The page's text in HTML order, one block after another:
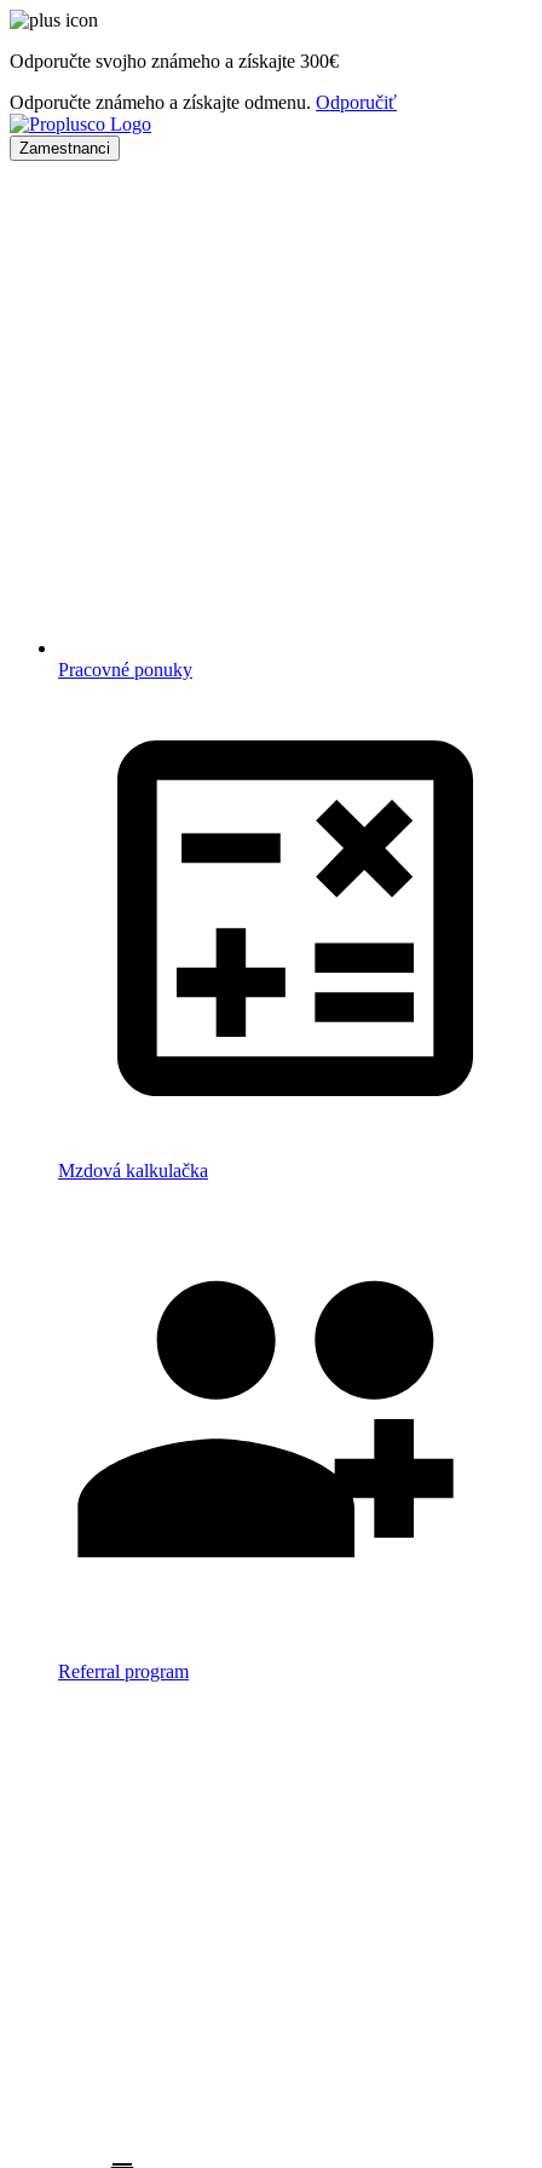
Odporučte svojho známeho a získajte 300€
Odporučte známeho a získajte odmenu. Odporučiť
Zamestnanci
Pracovné ponuky
Mzdová kalkulačka
Referral program